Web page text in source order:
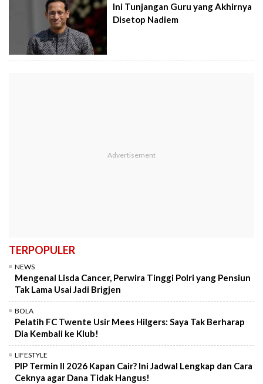
Ini Tunjangan Guru yang Akhirnya
Disetop Nadiem
TERPOPULER
NEWS
Mengenal Lisda Cancer, Perwira Tinggi Polri yang Pensiun
Tak Lama Usai Jadi Brigjen
BOLA
Pelatih FC Twente Usir Mees Hilgers: Saya Tak Berharap
Dia Kembali ke Klub!
LIFESTYLE
PIP Termin II 2026 Kapan Cair? Ini Jadwal Lengkap dan Cara
Ceknya agar Dana Tidak Hangus!